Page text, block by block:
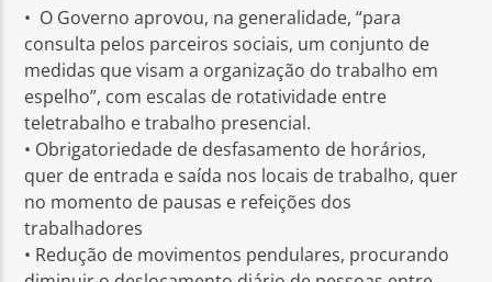
• O Governo aprovou, na generalidade, “para
consulta pelos parceiros sociais, um conjunto de
medidas que visam a organização do trabalho em
espelho”, com escalas de rotatividade entre
teletrabalho e trabalho presencial.
• Obrigatoriedade de desfasamento de horários,
quer de entrada e saída nos locais de trabalho, quer
no momento de pausas e refeições dos
trabalhadores
• Redução de movimentos pendulares, procurando